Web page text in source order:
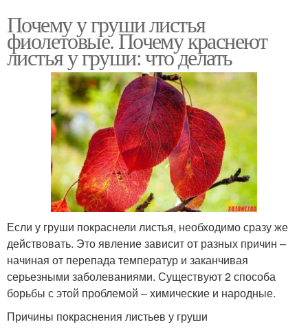
Почему у груши листья
фиолетовые. Почему краснеют
листья у груши: что делать
Если у груши покраснели листья, необходимо сразу же
действовать. Это явление зависит от разных причин –
начиная от перепада температур и заканчивая
серьезными заболеваниями. Существуют 2 способа
борьбы с этой проблемой – химические и народные.
Причины покраснения листьев у груши